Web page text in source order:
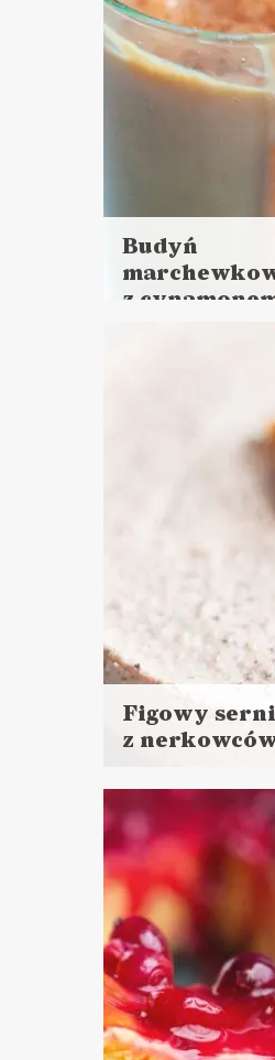
Budyń
z
CIASTA I DESERY
DZIEŃ DZIECKA
Figowy
z
więcej
Czas
+ 4 godziny
CIASTA I DESERY